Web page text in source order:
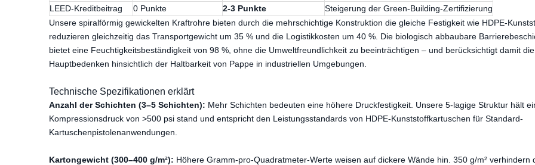
LEED-Kreditbeitrag
0 Punkte 2-3 Punkte
Steigerung der Green-Building-Zertifizierung
Unsere spiralförmig gewickelten Kraftrohre bieten durch die mehrschichtige Konstruktion die gleiche Festigkeit wie HDPE-
reduzieren gleichzeitig das Transportgewicht um 35 % und die Logistikkosten um 40 %. Die biologisch abbaubare
bietet eine Feuchtigkeitsbeständigkeit von 98 %, ohne die Umweltfreundlichkeit zu beeinträchtigen – und berücksichtigt damit die
Hauptbedenken hinsichtlich der Haltbarkeit von Pappe in industriellen Umgebungen.
Technische Spezifikationen erklärt
Anzahl der Schichten (3–5 Schichten): Mehr Schichten bedeuten eine höhere Druckfestigkeit. Unsere 5-lagige Struktur hält
Kompressionsdruck von >500 psi stand und entspricht den Leistungsstandards von HDPE-Kunststoffkartuschen für Standard-
Kartuschenpistolenanwendungen.
Kartongewicht (300–400 g/m²): Höhere Gramm-pro-Quadratmeter-Werte weisen auf dickere Wände hin. 350 g/m² verhindern